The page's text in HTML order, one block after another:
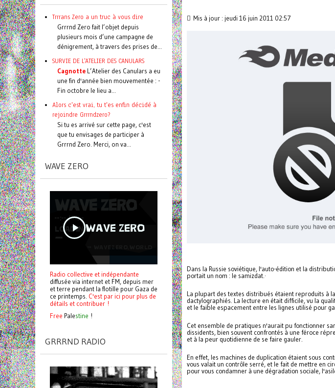
Mis à jour : jeudi 16 juin 2011 02:57
Dans la Russie soviétique, l'auto-édition et la
portait un nom : le samizdat.·
La plupart des textes distribués étaient reproduits à
dactylographiés. La lecture en était difficile, vu la
et le faible espacement entre les lignes utilisé pour
Cet ensemble de pratiques n'aurait pu fonctionner
dissidents, bien souvent confrontés à une féroce
et à la peur quotidienne de se faire gauler.
En effet, les machines de duplication étaient sous
vous valait un contrôle serré, et le fait de mettre en
pour vous condamner à une dégradation sociale,
Trrrans Zero a un truc à vous dire
Grrrnd Zero fait l’objet depuis
plusieurs mois d’une campagne de
dénigrement, à travers des prises de...
SURVIE DE L'ATELIER DES CANULARS
Cagnotte L’Atelier des Canulars a eu
une fin d'année bien mouvementée : -
Fin octobre le lieu a...
Alors c'est vrai, tu t'es enfin décidé à
rejoindre Grrrndzero?
Si tu es arrivé sur cette page, c'est
que tu envisages de participer à
Grrrnd Zero. Merci, on va...
WAVE ZERO
Radio collective et indépendante
diffusée via internet et FM, depuis mer
et terre pendant la flotille pour Gaza de
ce printemps. C'est par ici pour plus de
détails et contribuer !
Free Palestine !
GRRRND RADIO